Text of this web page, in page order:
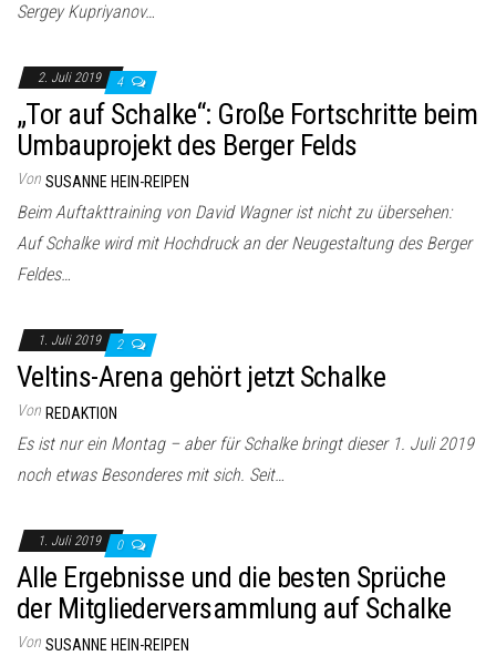
Sergey Kupriyanov…
2. Juli 2019 4
„Tor auf Schalke“: Große Fortschritte beim
Umbauprojekt des Berger Felds
Von SUSANNE HEIN-REIPEN
Beim Auftakttraining von David Wagner ist nicht zu übersehen:
Auf Schalke wird mit Hochdruck an der Neugestaltung des Berger
Feldes…
1. Juli 2019 2
Veltins-Arena gehört jetzt Schalke
Von REDAKTION
Es ist nur ein Montag – aber für Schalke bringt dieser 1. Juli 2019
noch etwas Besonderes mit sich. Seit…
1. Juli 2019 0
Alle Ergebnisse und die besten Sprüche
der Mitgliederversammlung auf Schalke
Von SUSANNE HEIN-REIPEN